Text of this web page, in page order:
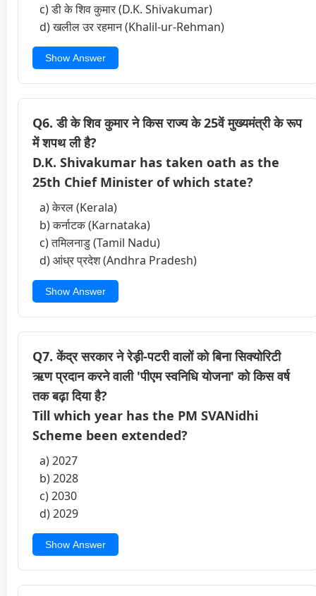
c) डी के शिव कुमार (D.K. Shivakumar)
d) खलील उर रहमान (Khalil-ur-Rehman)
Show Answer
Q6. डी के शिव कुमार ने किस राज्य के 25वें मुख्यमंत्री के रूप
में शपथ ली है?
D.K. Shivakumar has taken oath as the
25th Chief Minister of which state?
a) केरल (Kerala)
b) कर्नाटक (Karnataka)
c) तमिलनाडु (Tamil Nadu)
d) आंध्र प्रदेश (Andhra Pradesh)
Show Answer
Q7. केंद्र सरकार ने रेड़ी-पटरी वालों को बिना सिक्योरिटी
ऋण प्रदान करने वाली 'पीएम स्वनिधि योजना' को किस वर्ष
तक बढ़ा दिया है?
Till which year has the PM SVANidhi
Scheme been extended?
a) 2027
b) 2028
c) 2030
d) 2029
Show Answer